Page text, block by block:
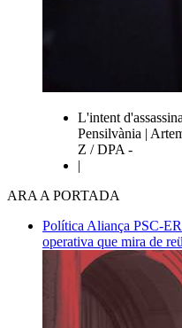
L'intent
Pensilvània |
Z / DPA -
|
ARA A PORTADA
Política Aliança PSC-
operativa que mira de